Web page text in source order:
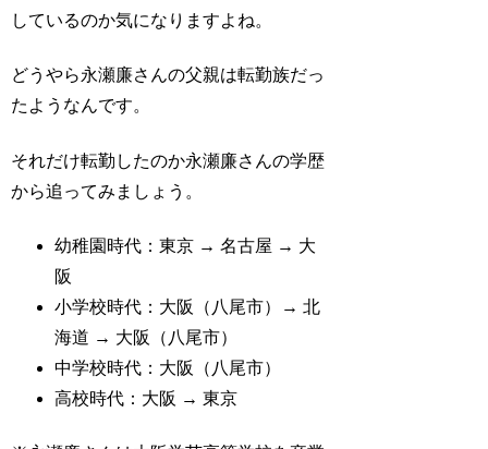
しているのか気になりますよね。
どうやら永瀬廉さんの父親は転勤族だっ
たようなんです。
それだけ転勤したのか永瀬廉さんの学歴
から追ってみましょう。
幼稚園時代：東京 → 名古屋 → 大
阪
小学校時代：大阪（八尾市）→ 北
海道 → 大阪（八尾市）
中学校時代：大阪（八尾市）
高校時代：大阪 → 東京